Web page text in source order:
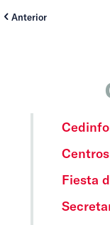
Anterior
Centros
Fiesta